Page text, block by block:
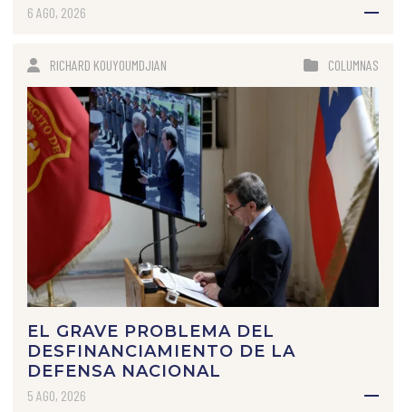
6 AGO, 2026
RICHARD KOUYOUMDJIAN COLUMNAS
EL GRAVE PROBLEMA DEL
DESFINANCIAMIENTO DE LA
DEFENSA NACIONAL
5 AGO, 2026